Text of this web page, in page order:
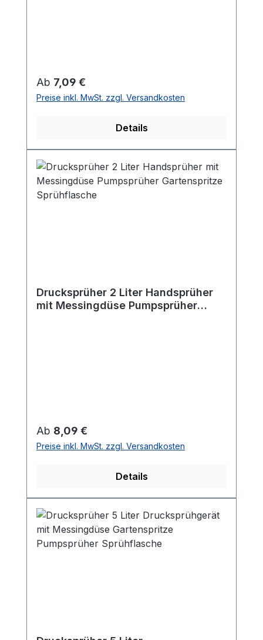
Regulärer Preis:
Ab 7,09 €
Preise inkl. MwSt. zzgl. Versandkosten
Details
Drucksprüher 2 Liter Handsprüher
mit Messingdüse Pumpsprüher
Regulärer Preis:
Ab 8,09 €
Preise inkl. MwSt. zzgl. Versandkosten
Details